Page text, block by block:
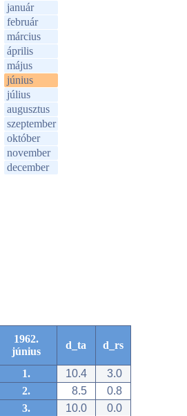
január
február
március
április
május
június
július
augusztus
szeptember
október
november
december
1962.
június
d_ta d_rs
1. 10.4
3.0
2.
8.5
0.8
3.
10.0
0.0